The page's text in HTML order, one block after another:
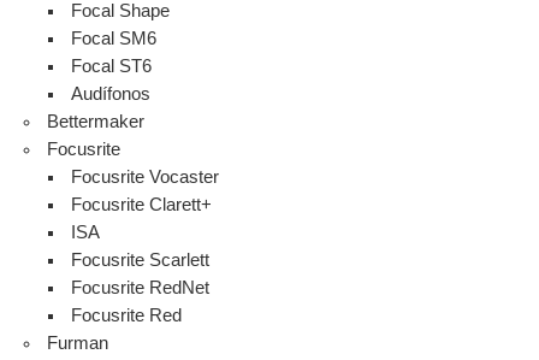
Focal Shape
Focal SM6
Focal ST6
Audífonos
Bettermaker
Focusrite
Focusrite Vocaster
Focusrite Clarett+
ISA
Focusrite Scarlett
Focusrite RedNet
Focusrite Red
Furman